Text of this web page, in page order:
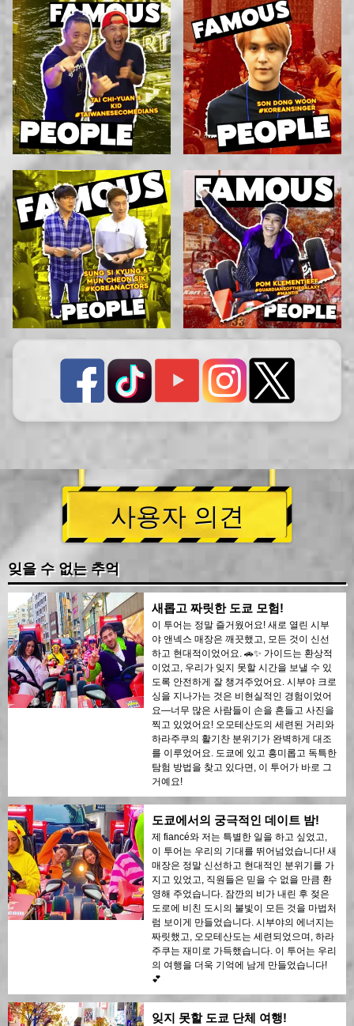
사용자 의견
잊을 수 없는 추억
새롭고 짜릿한 도쿄 모험!
이 투어는 정말 즐거웠어요! 새로 열린 시부
야 앤넥스 매장은 깨끗했고, 모든 것이 신선
하고 현대적이었어요. 🚗✨ 가이드는 환상적
이었고, 우리가 잊지 못할 시간을 보낼 수 있
도록 안전하게 잘 챙겨주었어요. 시부야 크로
싱을 지나가는 것은 비현실적인 경험이었어
요—너무 많은 사람들이 손을 흔들고 사진을
찍고 있었어요! 오모테산도의 세련된 거리와
하라주쿠의 활기찬 분위기가 완벽하게 대조
를 이루었어요. 도쿄에 있고 흥미롭고 독특한
탐험 방법을 찾고 있다면, 이 투어가 바로 그
거예요!
도쿄에서의 궁극적인 데이트 밤!
제 fiancé와 저는 특별한 일을 하고 싶었고,
이 투어는 우리의 기대를 뛰어넘었습니다! 새
매장은 정말 신선하고 현대적인 분위기를 가
지고 있었고, 직원들은 믿을 수 없을 만큼 환
영해 주었습니다. 잠깐의 비가 내린 후 젖은
도로에 비친 도시의 불빛이 모든 것을 마법처
럼 보이게 만들었습니다. 시부야의 에너지는
짜릿했고, 오모테산도는 세련되었으며, 하라
주쿠는 재미로 가득했습니다. 이 투어는 우리
의 여행을 더욱 기억에 남게 만들었습니다!
💕
잊지 못할 도쿄 단체 여행!